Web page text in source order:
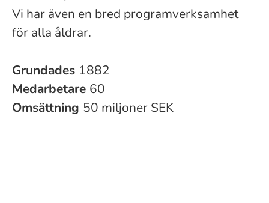
Vi har även en bred programverksamhet
för alla åldrar.
Grundades 1882
Medarbetare 60
Omsättning 50 miljoner SEK